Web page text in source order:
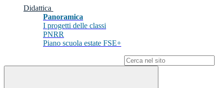
Didattica
Panoramica
I progetti delle classi
PNRR
Piano scuola estate FSE+